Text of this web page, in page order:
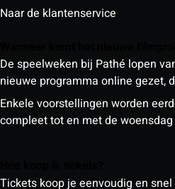
Naar de klantenservice
De speelweken bij Pathé lopen
nieuwe programma online gezet,
Enkele voorstellingen worden
compleet tot en met de
Tickets koop je eenvoudig en